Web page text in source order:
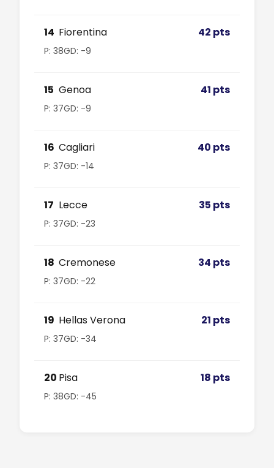
14 Fiorentina 42 pts
P: 38GD: -9
15 Genoa 41 pts
P: 37GD: -9
16 Cagliari 40 pts
P: 37GD: -14
17 Lecce 35 pts
P: 37GD: -23
18 Cremonese 34 pts
P: 37GD: -22
19 Hellas Verona 21 pts
P: 37GD: -34
20 Pisa 18 pts
P: 38GD: -45